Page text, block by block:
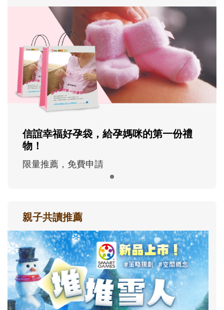
信誼幸福好孕袋，給孕媽咪的第一份禮
物！
限量推薦，免費申請
親子共讀推薦
最新活動